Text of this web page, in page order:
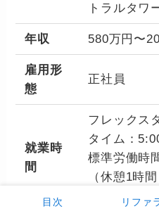
目次 リファ
トラルタワ
年収 580万円〜
雇用形
態
正社員
就業時
間
フレックス
タイム：
標準労働時
（休憩1時間
1日の標準